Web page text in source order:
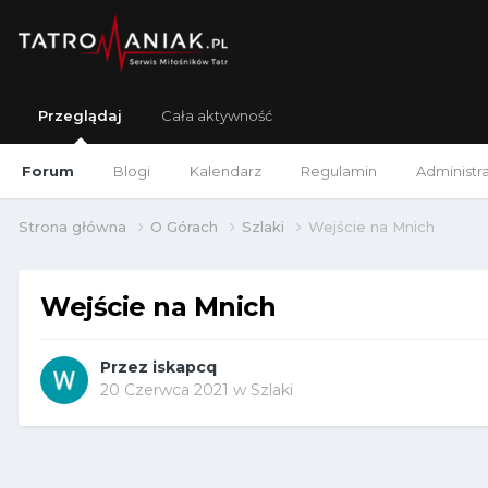
Przeglądaj
Forum Blogi Kalendarz Regulamin
Cała aktywność
Strona główna O Górach Szlaki Wejście na Mnich
Wejście na Mnich
Przez iskapcq
20 Czerwca 2021 w Szlaki